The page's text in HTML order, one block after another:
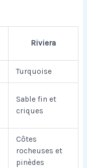
Riviera
Turquoise
Sable fin et
criques
Côtes
rocheuses et
pinèdes